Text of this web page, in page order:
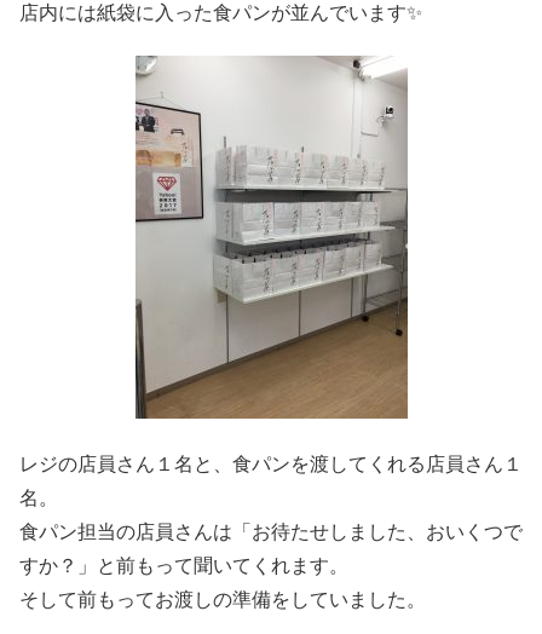
店内には紙袋に入った食パンが並んでいます✨
レジの店員さん１名と、食パンを渡してくれる店員さん１
名。
食パン担当の店員さんは「お待たせしました、おいくつで
すか？」と前もって聞いてくれます。
そして前もってお渡しの準備をしていました。